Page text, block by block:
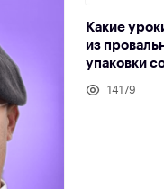
Какие
из
упаковки
14179